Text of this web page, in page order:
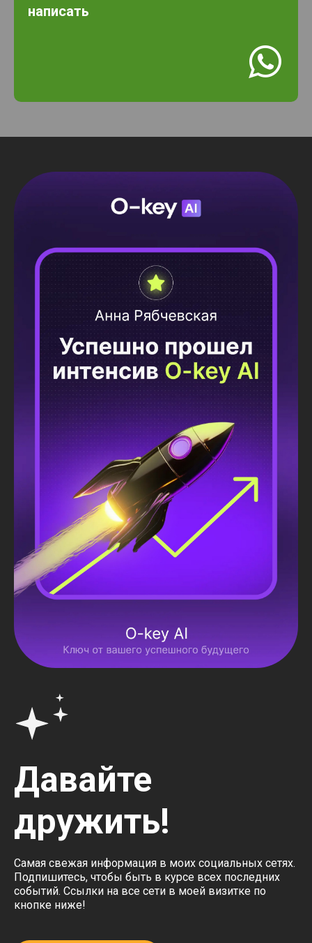
написать

Давайте
дружить!
Самая свежая информация в моих социальных сетях.
Подпишитесь, чтобы быть в курсе всех последних
событий. Ссылки на все сети в моей визитке по
кнопке ниже!